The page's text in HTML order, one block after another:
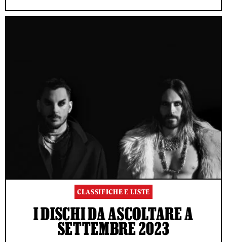
CLASSIFICHE E LISTE
I DISCHI DA ASCOLTARE A
SETTEMBRE 2023